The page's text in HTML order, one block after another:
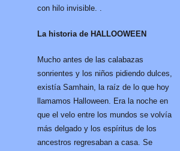
con hilo invisible. .
La historia de HALLOOWEEN
Mucho antes de las calabazas
sonrientes y los niños pidiendo dulces,
existía Samhain, la raíz de lo que hoy
llamamos Halloween. Era la noche en
que el velo entre los mundos se volvía
más delgado y los espíritus de los
ancestros regresaban a casa. Se